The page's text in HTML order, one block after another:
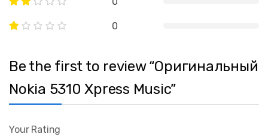
0
Be the first to review “Оригинальный
Nokia 5310 Xpress Music”
Your Rating